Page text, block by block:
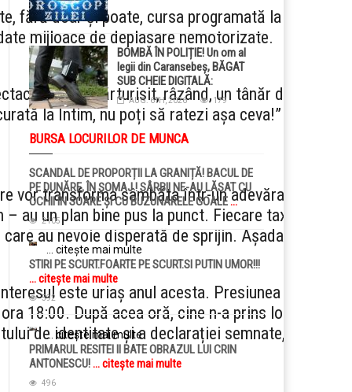
fără doar și poate, cursa programată la
mijloace de deplasare nemotorizate.
ne-a mărturisit, râzând, un tânăr din
la Intim, nu poți să ratezi așa ceva!”
vor transforma sâmbăta într-un adevărat
un plan bine pus la punct. Fiecare taxă
au nevoie disperată de sprijin. Așadar,
este uriaș anul acesta. Presiunea
18:00. După acea oră, cine n-a prins loc,
de identitate și a declarației semnate,
BOMBĂ ÎN POLIȚIE! Un om al
legii din Caransebeș, BĂGAT
SUB CHEIE DIGITALĂ:
Judecătorii i-au pus BRĂȚARĂ
ELECTRONICĂ la picior!
AUG. 6TH, 2026 179
BURSA LOCURILOR DE MUNCA
SCANDAL DE PROPORȚII LA GRANIȚĂ! BACUL DE
PE DUNĂRE, ÎN ȘOMAJ ! SÂRBII NE-AU LĂSAT CU
OCHII ÎN SOARE ȘI CU BUZUNARELE GOALE...
citește mai multe
2105
... citește mai multe
STIRI PE SCURT.FOARTE PE SCURT.SI PUTIN UMOR!!!
... citește mai multe
592
... citește mai multe
PRIMARUL RESITEI II BATE OBRAZUL LUI CRIN
ANTONESCU!... citește mai multe
496